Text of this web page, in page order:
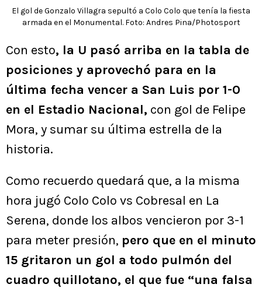
El gol de Gonzalo Villagra sepultó a Colo Colo que tenía la fiesta
armada en el Monumental. Foto: Andres Pina/Photosport
Con esto, la U pasó arriba en la tabla de
posiciones y aprovechó para en la
última fecha vencer a San Luis por 1-0
en el Estadio Nacional, con gol de Felipe
Mora, y sumar su última estrella de la
historia.
Como recuerdo quedará que, a la misma
hora jugó Colo Colo vs Cobresal en La
Serena, donde los albos vencieron por 3-1
para meter presión, pero que en el minuto
15 gritaron un gol a todo pulmón del
cuadro quillotano, el que fue “una falsa